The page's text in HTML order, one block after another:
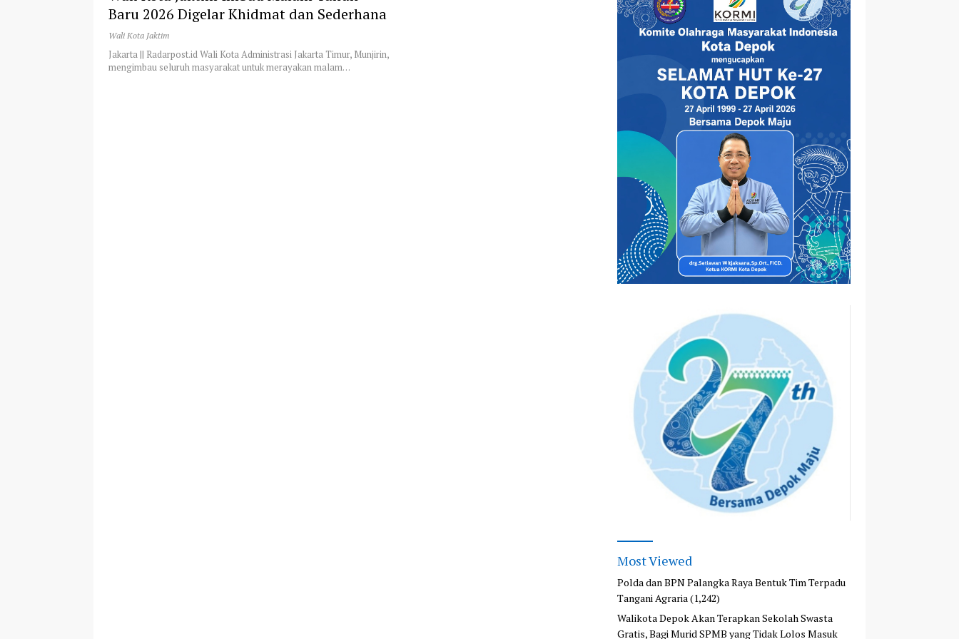
Baru 2026 Digelar Khidmat dan Sederhana
Wali Kota Jaktim
Jakarta || Radarpost.id Wali Kota Administrasi Jakarta Timur, Munjirin,
mengimbau seluruh masyarakat untuk merayakan malam…
Most Viewed
Polda dan BPN Palangka Raya Bentuk Tim Terpadu
Tangani Agraria(1,242)
Walikota Depok Akan Terapkan Sekolah Swasta
Gratis, Bagi Murid SPMB yang Tidak Lolos Masuk